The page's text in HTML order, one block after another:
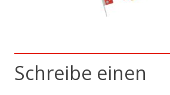
Schreibe einen